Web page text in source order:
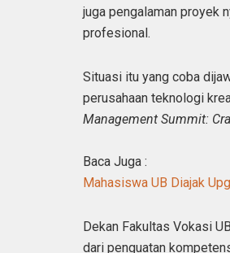
juga pengalaman proyek
profesional.
Situasi itu yang coba
perusahaan teknologi
Management Summit:
Baca Juga :
Mahasiswa UB Diajak
Dekan Fakultas Vokasi
dari penguatan